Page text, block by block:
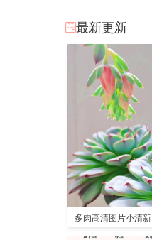
最新更新
多肉高清图片小清新